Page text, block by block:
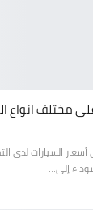
مختلف انواع
السيارات لدى
إلى…